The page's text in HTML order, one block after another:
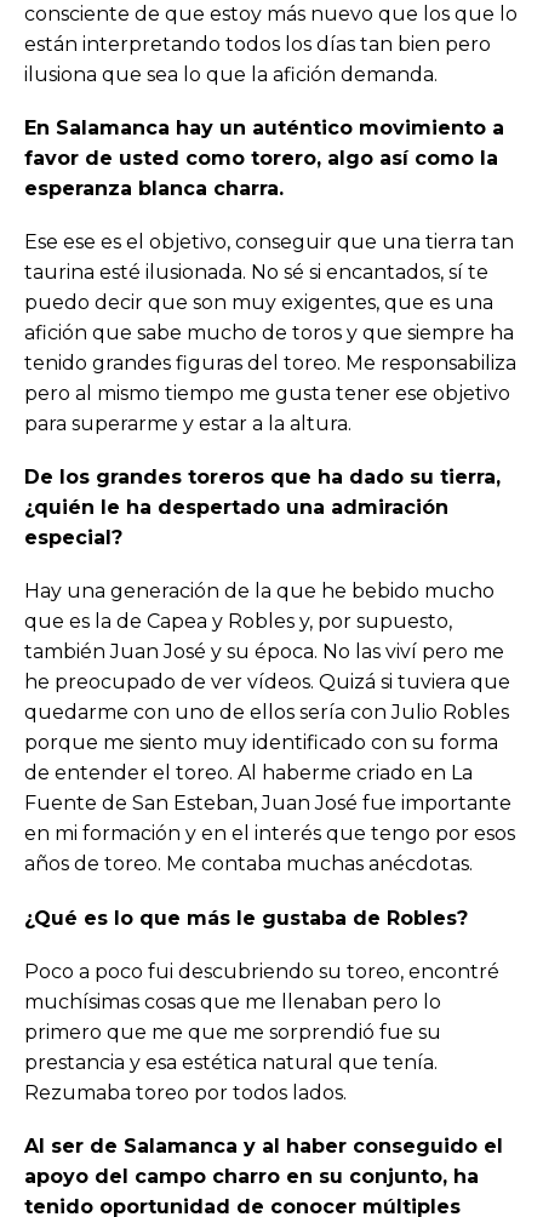
consciente de que estoy más nuevo que los que lo
están interpretando todos los días tan bien pero
ilusiona que sea lo que la afición demanda.
En Salamanca hay un auténtico movimiento a
favor de usted como torero, algo así como la
esperanza blanca charra.
Ese ese es el objetivo, conseguir que una tierra tan
taurina esté ilusionada. No sé si encantados, sí te
puedo decir que son muy exigentes, que es una
afición que sabe mucho de toros y que siempre ha
tenido grandes figuras del toreo. Me responsabiliza
pero al mismo tiempo me gusta tener ese objetivo
para superarme y estar a la altura.
De los grandes toreros que ha dado su tierra,
¿quién le ha despertado una admiración
especial?
Hay una generación de la que he bebido mucho
que es la de Capea y Robles y, por supuesto,
también Juan José y su época. No las viví pero me
he preocupado de ver vídeos. Quizá si tuviera que
quedarme con uno de ellos sería con Julio Robles
porque me siento muy identificado con su forma
de entender el toreo. Al haberme criado en La
Fuente de San Esteban, Juan José fue importante
en mi formación y en el interés que tengo por esos
años de toreo. Me contaba muchas anécdotas.
¿Qué es lo que más le gustaba de Robles?
Poco a poco fui descubriendo su toreo, encontré
muchísimas cosas que me llenaban pero lo
primero que me que me sorprendió fue su
prestancia y esa estética natural que tenía.
Rezumaba toreo por todos lados.
Al ser de Salamanca y al haber conseguido el
apoyo del campo charro en su conjunto, ha
tenido oportunidad de conocer múltiples